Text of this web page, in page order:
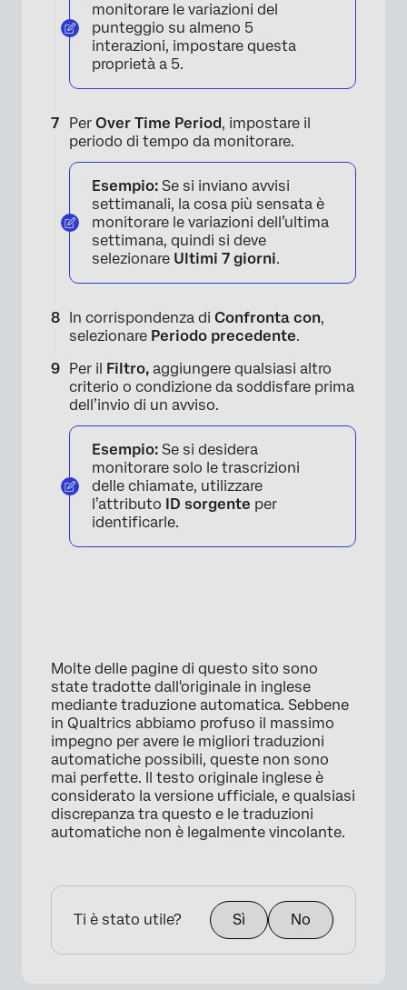
monitorare le variazioni del
punteggio su almeno 5
interazioni, impostare questa
proprietà a 5.
Per Over Time Period, impostare il
periodo di tempo da monitorare.
Esempio: Se si inviano avvisi
settimanali, la cosa più sensata è
monitorare le variazioni dell’ultima
settimana, quindi si deve
selezionare Ultimi 7 giorni.
In corrispondenza di Confronta con,
selezionare Periodo precedente.
Per il
Filtro, aggiungere qualsiasi altro
criterio o condizione da soddisfare prima
dell’invio di un avviso.
Esempio: Se si desidera
monitorare solo le trascrizioni
delle chiamate, utilizzare
l’attributo
ID sorgente per
identificarle.
Molte delle pagine di questo sito sono
state tradotte dall'originale in inglese
mediante traduzione automatica. Sebbene
in Qualtrics abbiamo profuso il massimo
impegno per avere le migliori traduzioni
automatiche possibili, queste non sono
mai perfette. Il testo originale inglese è
considerato la versione ufficiale, e qualsiasi
discrepanza tra questo e le traduzioni
automatiche non è legalmente vincolante.
Ti è stato utile? Sì No